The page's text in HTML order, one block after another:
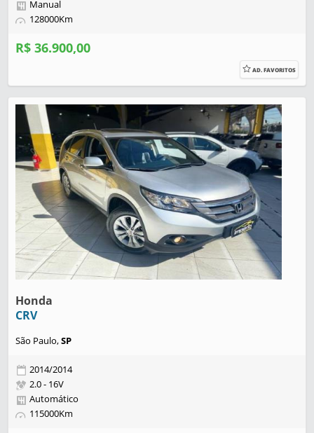
Manual
128000Km
R$ 36.900,00
AD. FAVORITOS
Honda
CRV
São Paulo,SP
2014/2014
2.0 - 16V
Automático
115000Km